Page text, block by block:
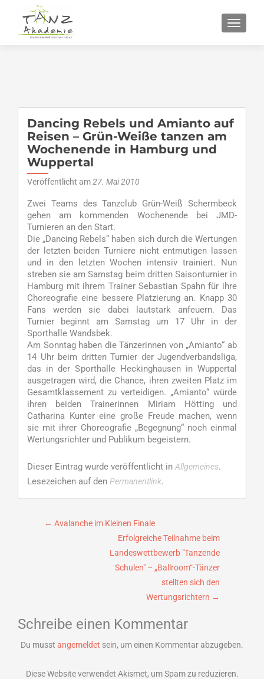
Dancing Rebels und Amianto auf
Reisen – Grün-Weiße tanzen am
Wochenende in Hamburg und
Wuppertal
Veröffentlicht am27. Mai 2010
Zwei Teams des Tanzclub Grün-Weiß Schermbeck
gehen am kommenden Wochenende bei JMD-
Turnieren an den Start.
Die „Dancing Rebels“ haben sich durch die Wertungen
der letzten beiden Turniere nicht entmutigen lassen
und in den letzten Wochen intensiv trainiert. Nun
streben sie am Samstag beim dritten Saisonturnier in
Hamburg mit ihrem Trainer Sebastian Spahn für ihre
Choreografie eine bessere Platzierung an. Knapp 30
Fans werden sie dabei lautstark anfeuern. Das
Turnier beginnt am Samstag um 17 Uhr in der
Sporthalle Wandsbek.
Am Sonntag haben die Tänzerinnen von „Amianto“ ab
14 Uhr beim dritten Turnier der Jugendverbandsliga,
das in der Sporthalle Heckinghausen in Wuppertal
ausgetragen wird, die Chance, ihren zweiten Platz im
Gesamtklassement zu verteidigen. „Amianto“ würde
ihren beiden Trainerinnen Miriam Hötting und
Catharina Kunter eine große Freude machen, wenn
sie mit ihrer Choreografie „Begegnung“ noch einmal
Wertungsrichter und Publikum begeistern.
Dieser Eintrag wurde veröffentlicht in Allgemeines.
Lesezeichen auf den Permanentlink.
Beitragsnavigation
← Avalanche im Kleinen Finale
Erfolgreiche Teilnahme beim
Landeswettbewerb "Tanzende
Schulen" – „Ballroom“-Tänzer
stellten sich den
Wertungsrichtern →
Schreibe einen Kommentar
Du musst angemeldet sein, um einen Kommentar abzugeben.
Diese Website verwendet Akismet, um Spam zu reduzieren.